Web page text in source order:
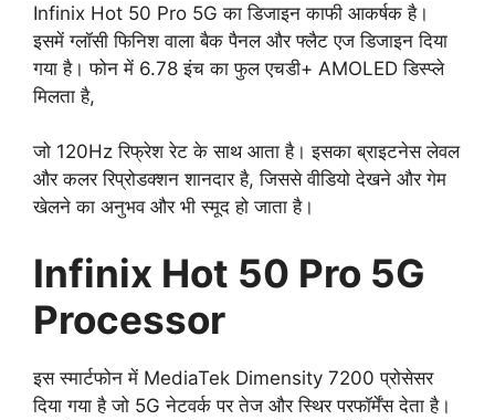
Infinix Hot 50 Pro 5G का डिजाइन काफी आकर्षक है।
इसमें ग्लॉसी फिनिश वाला बैक पैनल और फ्लैट एज डिजाइन दिया
गया है। फोन में 6.78 इंच का फुल एचडी+ AMOLED डिस्प्ले
मिलता है,
जो 120Hz रिफ्रेश रेट के साथ आता है। इसका ब्राइटनेस लेवल
और कलर रिप्रोडक्शन शानदार है, जिससे वीडियो देखने और गेम
खेलने का अनुभव और भी स्मूद हो जाता है।
Infinix Hot 50 Pro 5G
Processor
इस स्मार्टफोन में MediaTek Dimensity 7200 प्रोसेसर
दिया गया है जो 5G नेटवर्क पर तेज और स्थिर परफॉर्मेंस देता है।